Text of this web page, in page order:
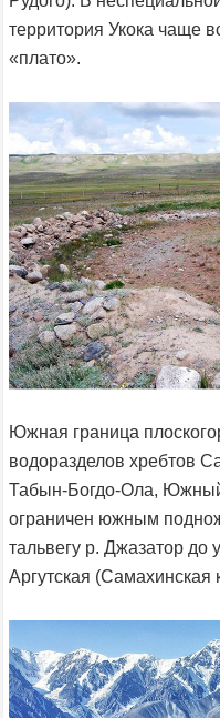
территория Укока чаще
«плато».
Южная граница
водоразделов хребтов
Табын-Богдо-Ола,
ограничен южным
тальвегу р. Джазатор до
Аргутская (Самахинская